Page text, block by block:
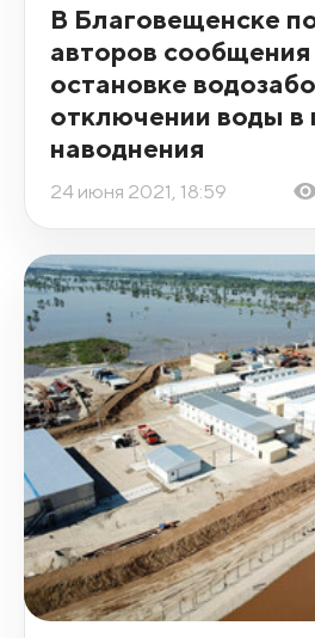
В Благовещенске
авторов
остановке
отключении воды в
наводнения
24 июня 2021, 18:59